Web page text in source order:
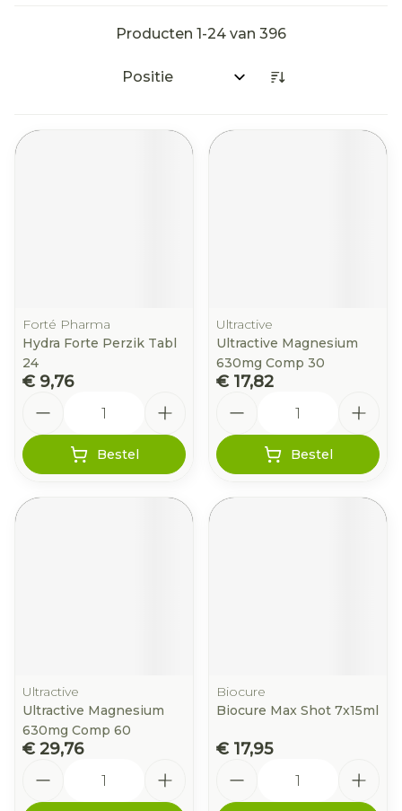
Producten 1-24 van 396
Sorteer op:
Forté Pharma
Hydra Forte Perzik Tabl
24
€ 9,76
Bestel
Ultractive
Ultractive Magnesium
630mg Comp 30
€ 17,82
Bestel
Ultractive
Ultractive Magnesium
630mg Comp 60
€ 29,76
Biocure
Biocure Max Shot 7x15ml
€ 17,95